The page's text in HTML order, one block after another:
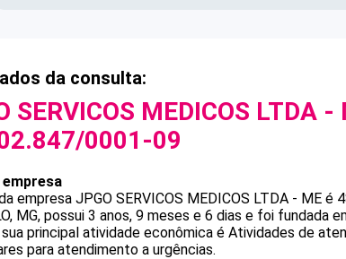
da consulta:
SERVICOS MEDICOS LTDA -
0001-09
empresa JPGO SERVICOS MEDICOS LTDA - ME é
MG, possui 3 anos, 9 meses e 6 dias e foi fundada
principal atividade econômica é Atividades de
para atendimento a urgências.